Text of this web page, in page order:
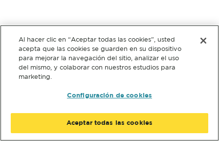
Al hacer clic en “Aceptar todas las cookies”, usted
acepta que las cookies se guarden en su dispositivo
para mejorar la navegación del sitio, analizar el uso
del mismo, y colaborar con nuestros estudios para
marketing.
Configuración de cookies
Aceptar todas las cookies